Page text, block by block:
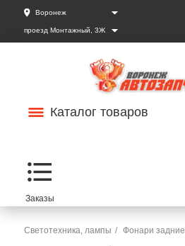
Воронеж
проезд Монтажный, 3Ж
Каталог товаров
Светотехника, лампы Фонари задние